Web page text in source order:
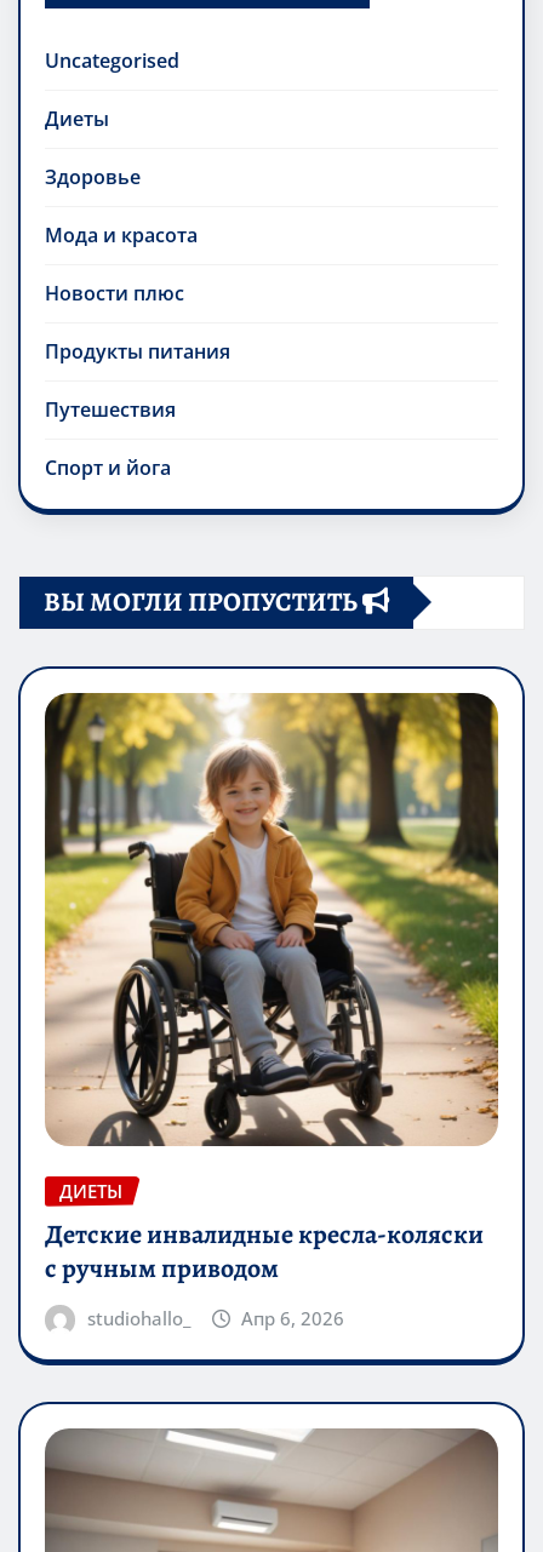
Uncategorised
Диеты
Здоровье
Мода и красота
Новости плюс
Продукты питания
Путешествия
Спорт и йога
ВЫ МОГЛИ ПРОПУСТИТЬ
ДИЕТЫ
Детские инвалидные кресла-коляски
с ручным приводом
studiohallo_ Апр 6, 2026